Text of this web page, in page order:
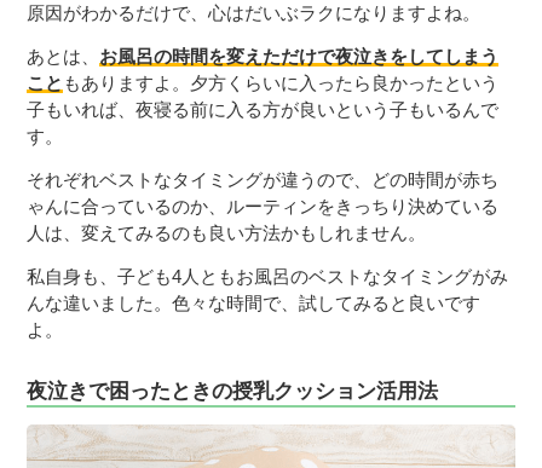
原因がわかるだけで、心はだいぶラクになりますよね。
あとは、 お風呂の時間を変えただけで夜泣きをしてしまう
こと もありますよ。夕方くらいに入ったら良かったという
子もいれば、夜寝る前に入る方が良いという子もいるんで
す。
それぞれベストなタイミングが違うので、どの時間が赤ち
ゃんに合っているのか、ルーティンをきっちり決めている
人は、変えてみるのも良い方法かもしれません。
私自身も、子ども4人ともお風呂のベストなタイミングがみ
んな違いました。色々な時間で、試してみると良いです
よ。
夜泣きで困ったときの授乳クッション活用法